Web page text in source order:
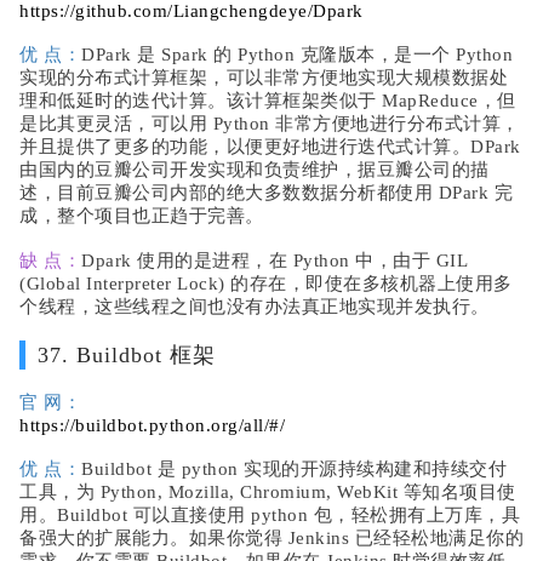
https://github.com/Liangchengdeye/Dpark
优 点： DPark 是 Spark 的 Python 克隆版本，是一个 Python
实现的分布式计算框架，可以非常方便地实现大规模数据处
理和低延时的迭代计算。该计算框架类似于 MapReduce，但
是比其更灵活，可以用 Python 非常方便地进行分布式计算，
并且提供了更多的功能，以便更好地进行迭代式计算。DPark
由国内的豆瓣公司开发实现和负责维护，据豆瓣公司的描
述，目前豆瓣公司内部的绝大多数数据分析都使用 DPark 完
成，整个项目也正趋于完善。
缺 点： Dpark 使用的是进程，在 Python 中，由于 GIL
(Global Interpreter Lock) 的存在，即使在多核机器上使用多
个线程，这些线程之间也没有办法真正地实现并发执行。
37. Buildbot 框架
官 网：
https://buildbot.python.org/all/#/
优 点： Buildbot 是 python 实现的开源持续构建和持续交付
工具，为 Python, Mozilla, Chromium, WebKit 等知名项目使
用。Buildbot 可以直接使用 python 包，轻松拥有上万库，具
备强大的扩展能力。如果你觉得 Jenkins 已经轻松地满足你的